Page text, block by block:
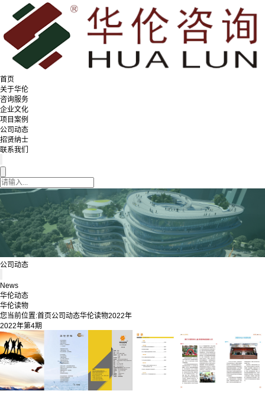
首页
关于华伦
咨询服务
企业文化
项目案例
公司动态
招贤纳士
联系我们
公司动态
News
华伦动态
华伦读物
您当前位置:首页公司动态华伦读物2022年
2022年第4期